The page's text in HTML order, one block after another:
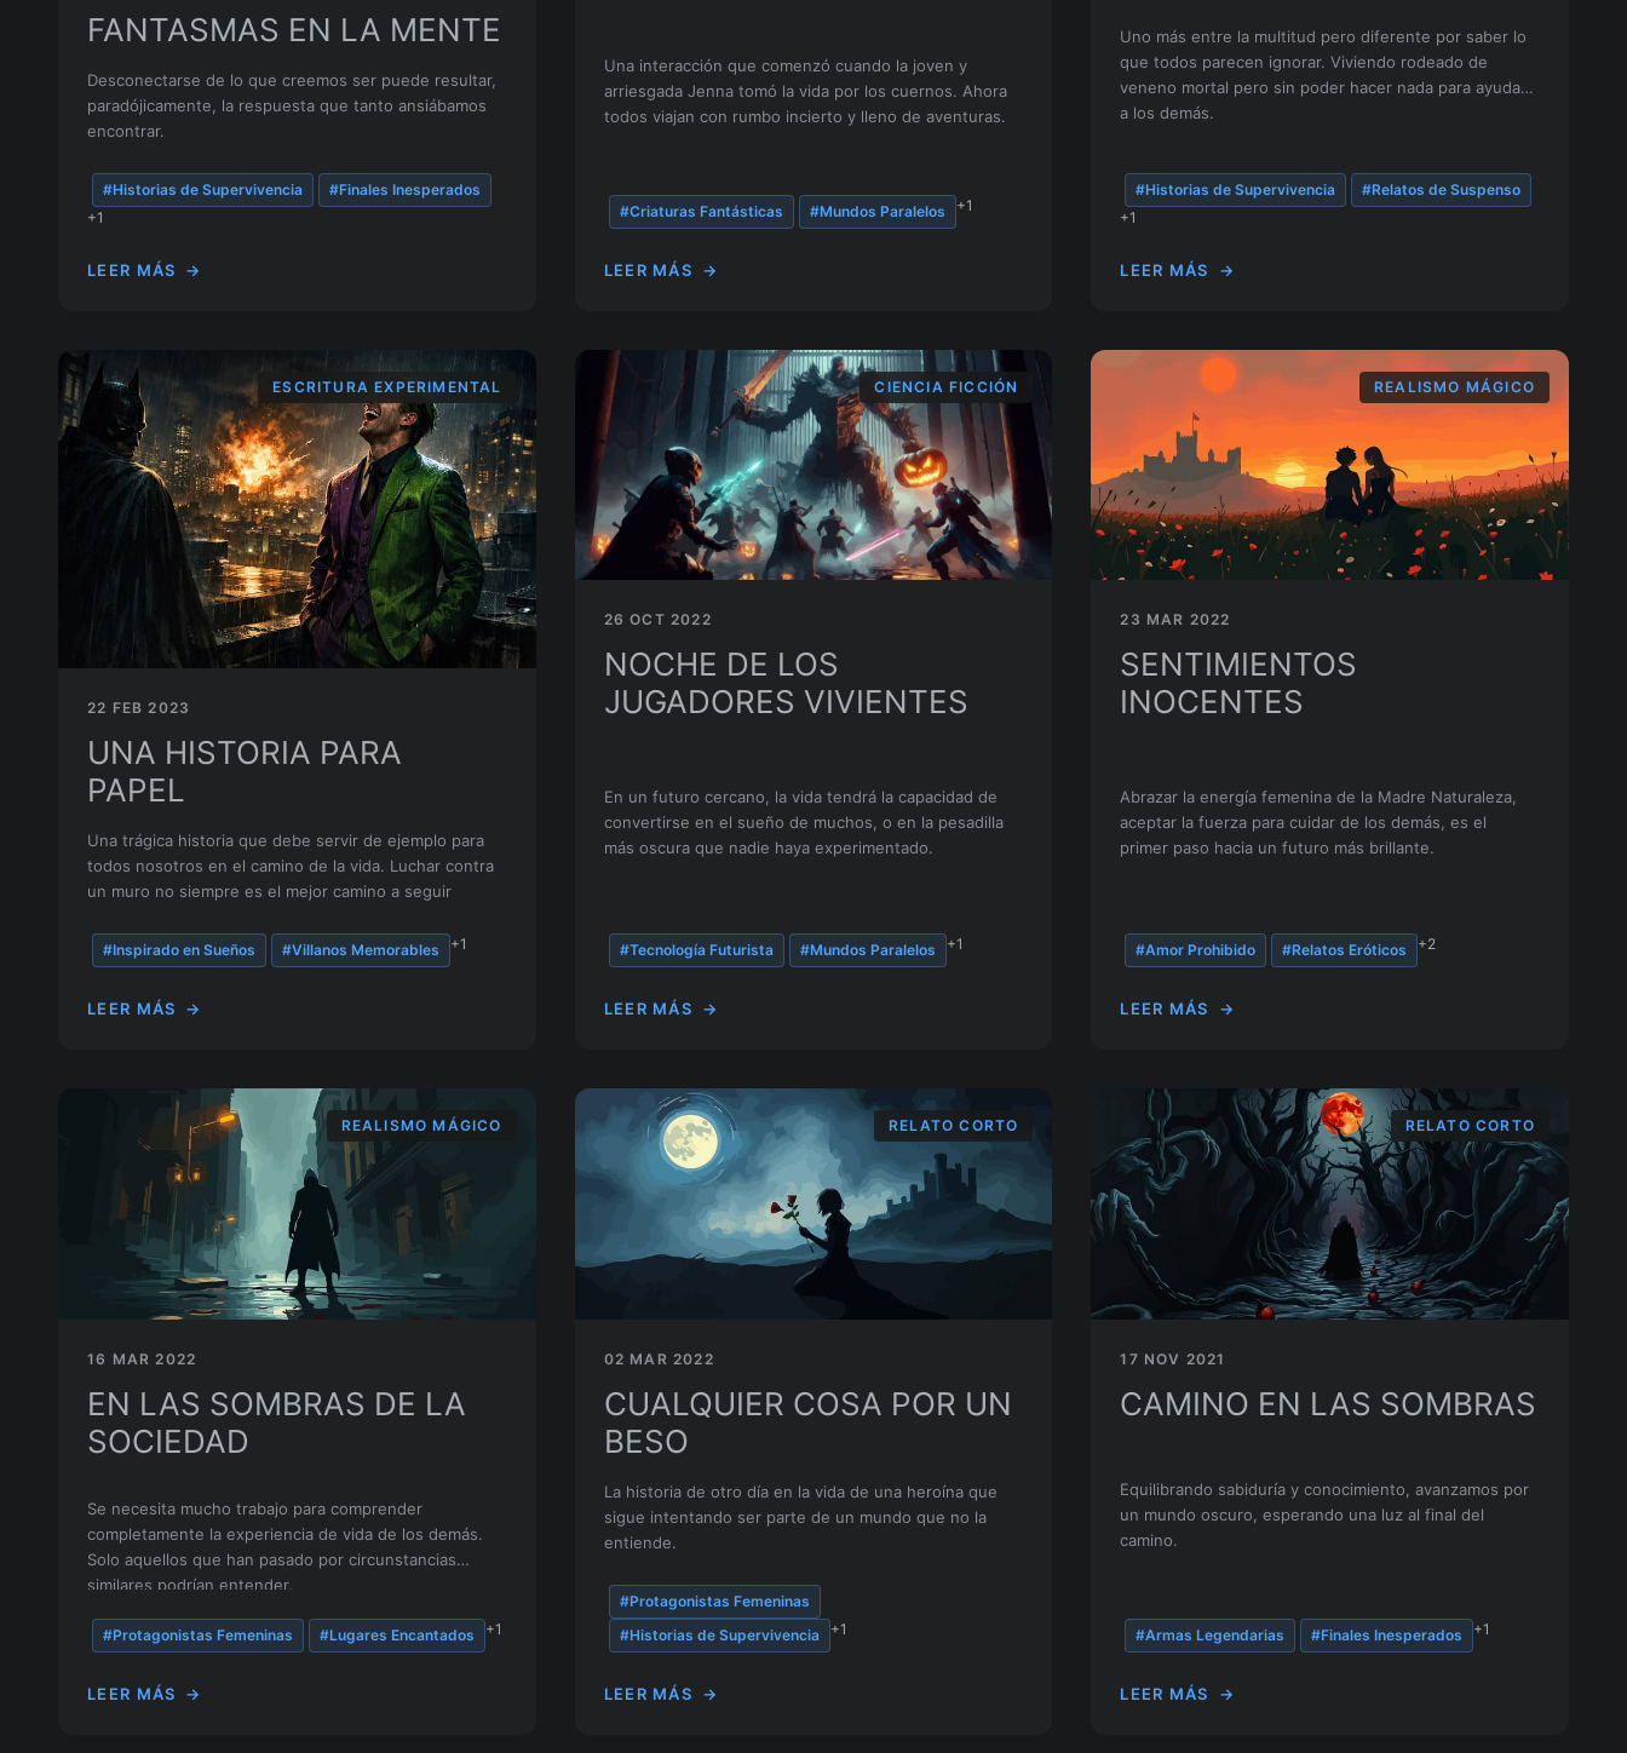
FANTASMAS EN LA MENTE
Desconectarse de lo que creemos ser puede resultar,
paradójicamente, la respuesta que tanto ansiábamos
encontrar.
#Historias de Supervivencia
#Finales Inesperados
+1
LEER MÁS →
Una interacción que comenzó cuando la joven y
arriesgada Jenna tomó la vida por los cuernos. Ahora
todos viajan con rumbo incierto y lleno de aventuras.
#Criaturas Fantásticas #Mundos Paralelos +1
LEER MÁS →
Uno más entre la multitud pero diferente por saber lo
que todos parecen ignorar. Viviendo rodeado de
veneno mortal pero sin poder hacer nada para ayudar
a los demás.
#Historias de Supervivencia
#Relatos de Suspenso
+1
LEER MÁS →
ESCRITURA EXPERIMENTAL
22 FEB 2023
UNA HISTORIA PARA
PAPEL
Una trágica historia que debe servir de ejemplo para
todos nosotros en el camino de la vida. Luchar contra
un muro no siempre es el mejor camino a seguir
#Inspirado en Sueños #Villanos Memorables +1
LEER MÁS →
CIENCIA FICCIÓN
26 OCT 2022
NOCHE DE LOS
JUGADORES VIVIENTES
En un futuro cercano, la vida tendrá la capacidad de
convertirse en el sueño de muchos, o en la pesadilla
más oscura que nadie haya experimentado.
#Tecnología Futurista #Mundos Paralelos +1
LEER MÁS →
REALISMO MÁGICO
23 MAR 2022
SENTIMIENTOS
INOCENTES
Abrazar la energía femenina de la Madre Naturaleza,
aceptar la fuerza para cuidar de los demás, es el
primer paso hacia un futuro más brillante.
#Amor Prohibido #Relatos Eróticos +2
LEER MÁS →
REALISMO MÁGICO
16 MAR 2022
EN LAS SOMBRAS DE LA
SOCIEDAD
Se necesita mucho trabajo para comprender
completamente la experiencia de vida de los demás.
Solo aquellos que han pasado por circunstancias
similares podrían entender.
#Protagonistas Femeninas #Lugares Encantados +1
LEER MÁS →
RELATO CORTO
02 MAR 2022
CUALQUIER COSA POR UN
BESO
La historia de otro día en la vida de una heroína que
sigue intentando ser parte de un mundo que no la
entiende.
#Protagonistas Femeninas
#Historias de Supervivencia
+1
LEER MÁS →
RELATO CORTO
17 NOV 2021
CAMINO EN LAS SOMBRAS
Equilibrando sabiduría y conocimiento, avanzamos por
un mundo oscuro, esperando una luz al final del
camino.
#Armas Legendarias #Finales Inesperados +1
LEER MÁS →